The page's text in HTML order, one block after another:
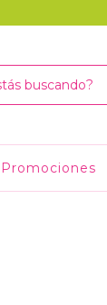
Promociones